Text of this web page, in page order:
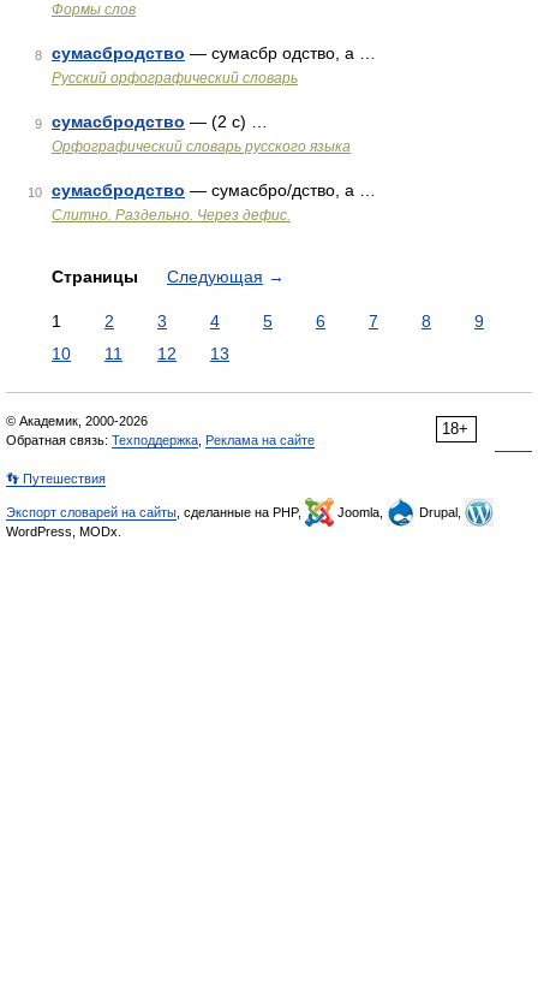
Формы слов
8 сумасбродство — сумасбр одство, а …
Русский орфографический словарь
9 сумасбродство — (2 с) …
Орфографический словарь русского языка
10 сумасбродство — сумасбро/дство, а …
Слитно. Раздельно. Через дефис.
Страницы Следующая →
1 2 3 4 5 6 7 8
9
10
11 12 13
18+
© Академик, 2000-2026
Обратная связь: Техподдержка Реклама на сайте
👣 Путешествия
Экспорт словарей на сайты , сделанные на PHP, Joomla,
Drupal,
WordPress, MODx.